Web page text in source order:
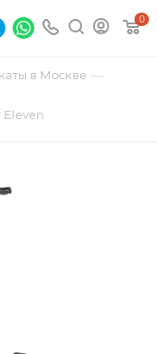
0
в Москве —
Eleven